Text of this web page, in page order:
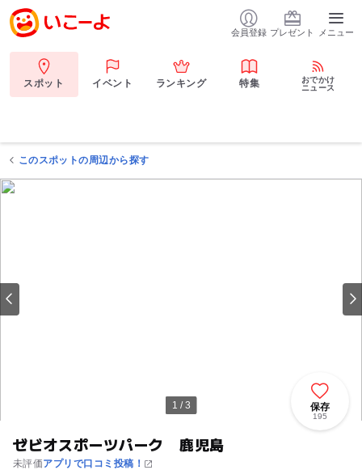
会員登録 プレゼント メニュー
スポット イベント ランキング 特集
おでかけ
ニュース
このスポットの周辺から探す
1 / 3
ゼビオスポーツパーク 鹿児島
未評価アプリで口コミ投稿！
保存
195